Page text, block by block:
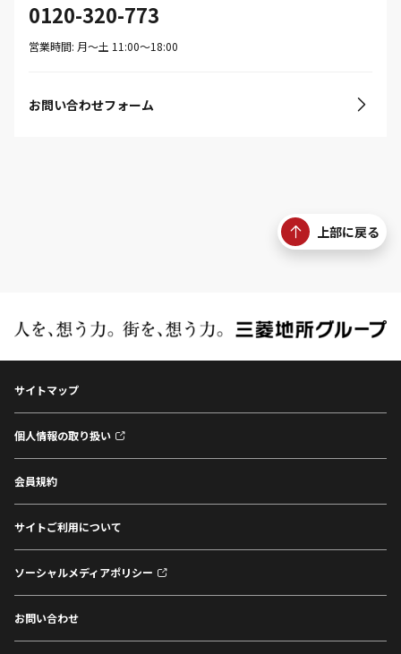
0120-320-773
営業時間: 月〜土 11:00〜18:00
お問い合わせフォーム
上部に戻る
サイトマップ
個人情報の取り扱い
会員規約
サイトご利用について
ソーシャルメディアポリシー
お問い合わせ